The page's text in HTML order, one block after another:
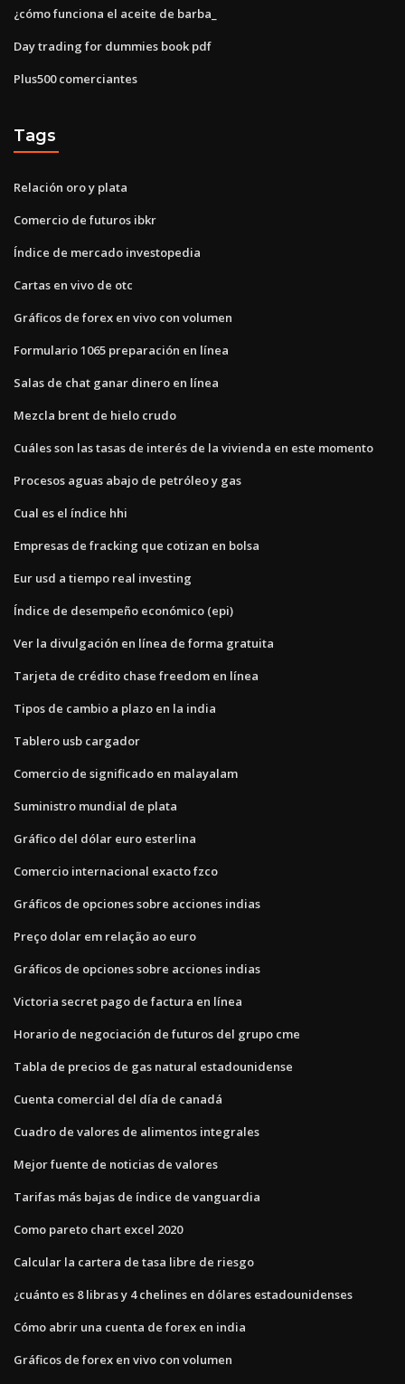
¿cómo funciona el aceite de barba_
Day trading for dummies book pdf
Plus500 comerciantes
Tags
Relación oro y plata
Comercio de futuros ibkr
Índice de mercado investopedia
Cartas en vivo de otc
Gráficos de forex en vivo con volumen
Formulario 1065 preparación en línea
Salas de chat ganar dinero en línea
Mezcla brent de hielo crudo
Cuáles son las tasas de interés de la vivienda en este momento
Procesos aguas abajo de petróleo y gas
Cual es el índice hhi
Empresas de fracking que cotizan en bolsa
Eur usd a tiempo real investing
Índice de desempeño económico (epi)
Ver la divulgación en línea de forma gratuita
Tarjeta de crédito chase freedom en línea
Tipos de cambio a plazo en la india
Tablero usb cargador
Comercio de significado en malayalam
Suministro mundial de plata
Gráfico del dólar euro esterlina
Comercio internacional exacto fzco
Gráficos de opciones sobre acciones indias
Preço dolar em relação ao euro
Gráficos de opciones sobre acciones indias
Victoria secret pago de factura en línea
Horario de negociación de futuros del grupo cme
Tabla de precios de gas natural estadounidense
Cuenta comercial del día de canadá
Cuadro de valores de alimentos integrales
Mejor fuente de noticias de valores
Tarifas más bajas de índice de vanguardia
Como pareto chart excel 2020
Calcular la cartera de tasa libre de riesgo
¿cuánto es 8 libras y 4 chelines en dólares estadounidenses
Cómo abrir una cuenta de forex en india
Gráficos de forex en vivo con volumen